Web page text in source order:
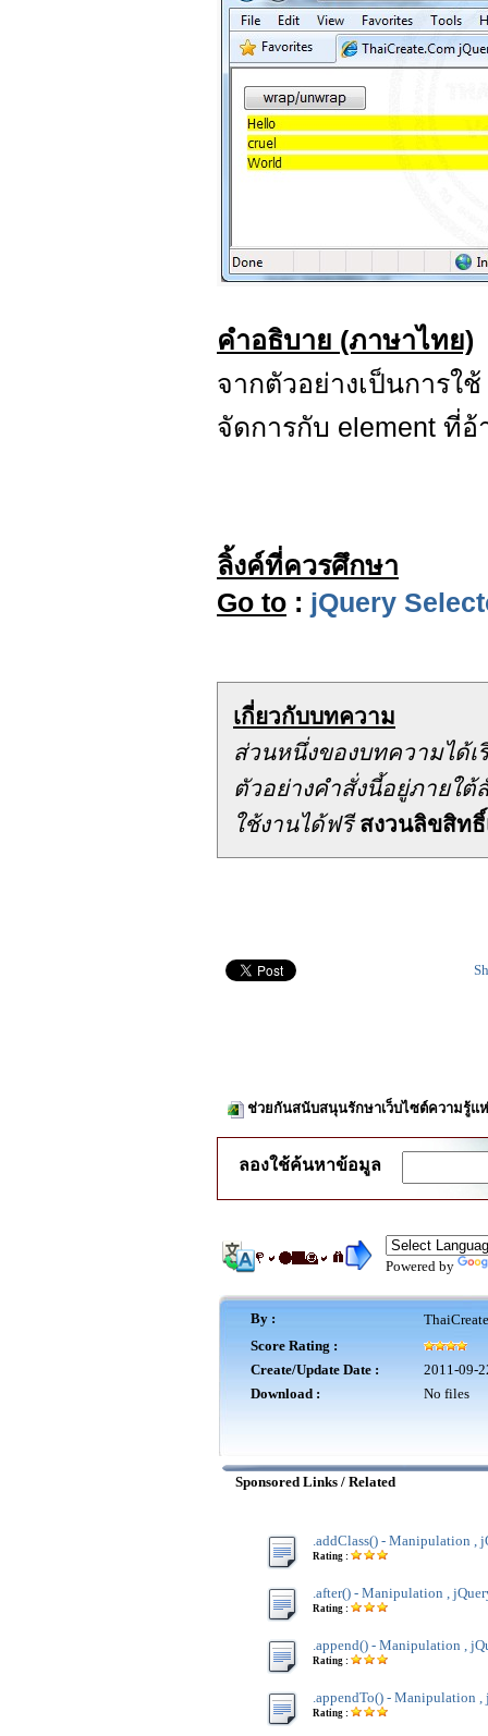
คำอธิบาย (ภาษาไทย)
จากตัวอย่างเป็นการใช้
จัดการกับ element ที่อ้
ลิ้งค์ที่ควรศึกษา
Go to : jQuery
เกี่ยวกับบทความ
ส่วนหนึ่งของบทความได้เ
ตัวอย่างคำสั่งนี้อยู่ภาย
ใช้งานได้ฟรีสงวนลิขสิทธิ์
ช่วยกันสนับสนุนรักษาเว็บไซต์ความรู้แ
ลองใช้ค้นหาข้อมูล
Powered by
By :
Score Rating :
Create/Update Date :
2011-09-
Download :
No files
Sponsored Links / Related
.addClass() - Manipulation ,
Rating :
.after() - Manipulation ,
Rating :
.append() - Manipulation ,
Rating :
.appendTo() - Manipulation ,
Rating :